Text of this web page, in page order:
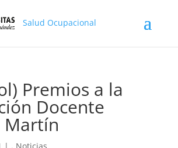
Salud Ocupacional
Premios a la
Docente
Martín